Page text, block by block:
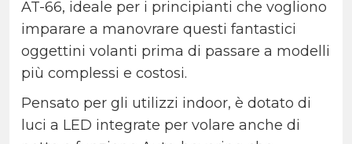
AT-66, ideale per i principianti che vogliono
imparare a manovrare questi fantastici
oggettini volanti prima di passare a modelli
più complessi e costosi.
Pensato per gli utilizzi indoor, è dotato di
luci a LED integrate per volare anche di